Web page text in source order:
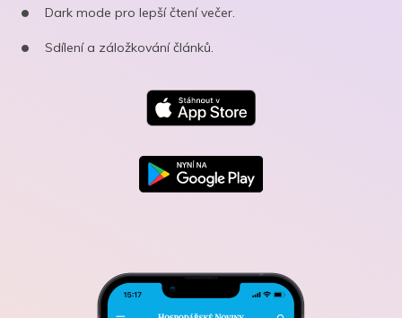
Dark mode pro lepší čtení večer.
Sdílení a záložkování článků.